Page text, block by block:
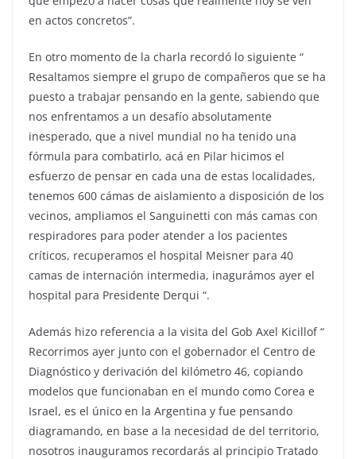
en actos concretos”.
En otro momento de la charla recordó lo siguiente “
Resaltamos siempre el grupo de compañeros que se ha
puesto a trabajar pensando en la gente, sabiendo que
nos enfrentamos a un desafío absolutamente
inesperado, que a nivel mundial no ha tenido una
fórmula para combatirlo, acá en Pilar hicimos el
esfuerzo de pensar en cada una de estas localidades,
tenemos 600 cámas de aislamiento a disposición de los
vecinos, ampliamos el Sanguinetti con más camas con
respiradores para poder atender a los pacientes
críticos, recuperamos el hospital Meisner para 40
camas de internación intermedia, inagurámos ayer el
hospital para Presidente Derqui “.
Además hizo referencia a la visita del Gob Axel Kicillof “
Recorrimos ayer junto con el gobernador el Centro de
Diagnóstico y derivación del kilómetro 46, copiando
modelos que funcionaban en el mundo como Corea e
Israel, es el único en la Argentina y fue pensando
diagramando, en base a la necesidad de del territorio,
nosotros inauguramos recordarás al principio Tratado